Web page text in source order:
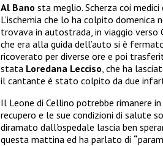
Al Bano sta meglio. Scherza coi
L’ischemia che lo ha colpito
trovava in autostrada, in viaggio
che era alla guida dell’auto si è
ricoverato per diverse ore e poi
stata Loredana Lecciso , che ha
il cantante è stato colpito da due
Il Leone di Cellino potrebbe rimanere
recupero e le sue condizioni di salute
diramato dall’ospedale lascia ben
questa mattina ed ha parlato di “